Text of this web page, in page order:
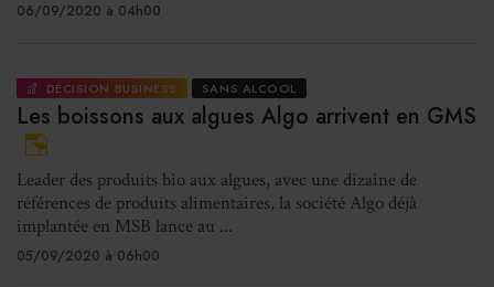
06/09/2020 à 04h00
DÉCISION BUSINESS SANS ALCOOL
Les boissons aux algues Algo arrivent en GMS
Leader des produits bio aux algues, avec une dizaine de
références de produits alimentaires, la société Algo déjà
implantée en MSB lance au ...
05/09/2020 à 06h00